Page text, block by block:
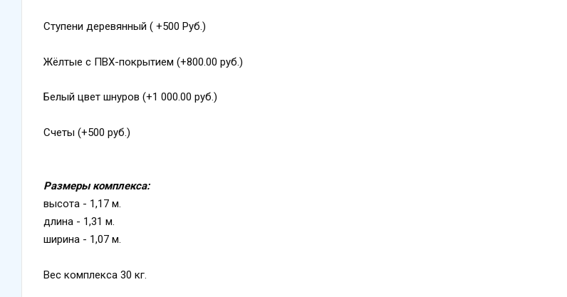
Ступени деревянный ( +500 Руб.)
Жёлтые с ПВХ-покрытием (+800.00 руб.)
Белый цвет шнуров (+1 000.00 руб.)
Счеты (+500 руб.)
Размеры комплекса:
высота - 1,17 м.
длина - 1,31 м.
ширина - 1,07 м.
Вес комплекса 30 кг.